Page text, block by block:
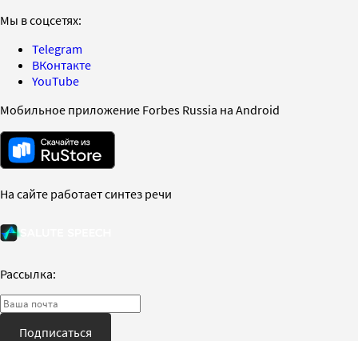
Мы в соцсетях:
Telegram
ВКонтакте
YouTube
Мобильное приложение Forbes Russia на Android
На сайте работает синтез речи
Рассылка:
Подписаться